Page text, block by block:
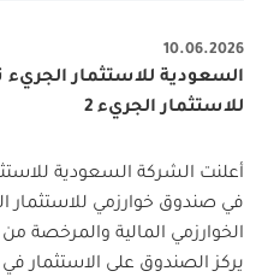
10.06.2026
السعودية للاستثمار
للاستثمار الجريء 2
الخوارزمي المالية والمرخصة
يركز الصندوق على الاستثمار